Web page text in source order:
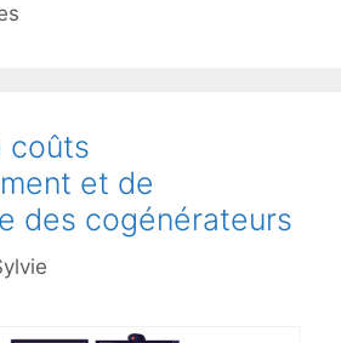
coûts
et de
des cogénérateurs